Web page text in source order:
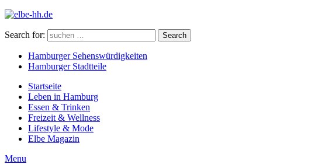
Search for: Search
Hamburger Sehenswürdigkeiten
Hamburger Stadtteile
Startseite
Leben in Hamburg
Essen & Trinken
Freizeit & Wellness
Lifestyle & Mode
Elbe Magazin
Menu